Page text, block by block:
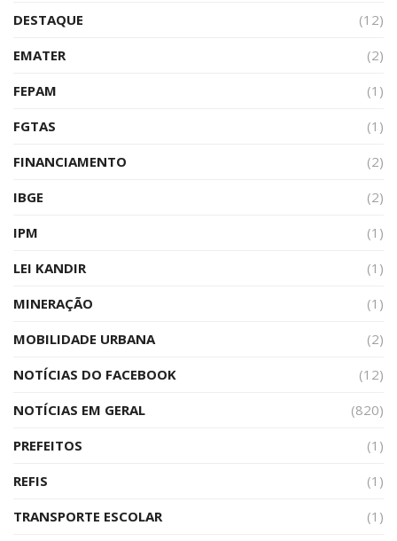
DESTAQUE
(12)
EMATER
(2)
FEPAM
(1)
FGTAS
(1)
FINANCIAMENTO
(2)
IBGE
(2)
IPM
(1)
LEI KANDIR
(1)
MINERAÇÃO
(1)
MOBILIDADE URBANA
(2)
NOTÍCIAS DO FACEBOOK
(12)
NOTÍCIAS EM GERAL
(820)
PREFEITOS
(1)
REFIS
(1)
TRANSPORTE ESCOLAR
(1)